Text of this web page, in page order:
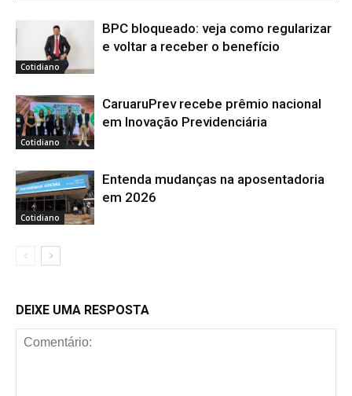
Cotidiano
BPC bloqueado: veja como regularizar
e voltar a receber o benefício
Cotidiano
CaruaruPrev recebe prêmio nacional
em Inovação Previdenciária
Cotidiano
Entenda mudanças na aposentadoria
em 2026
DEIXE UMA RESPOSTA